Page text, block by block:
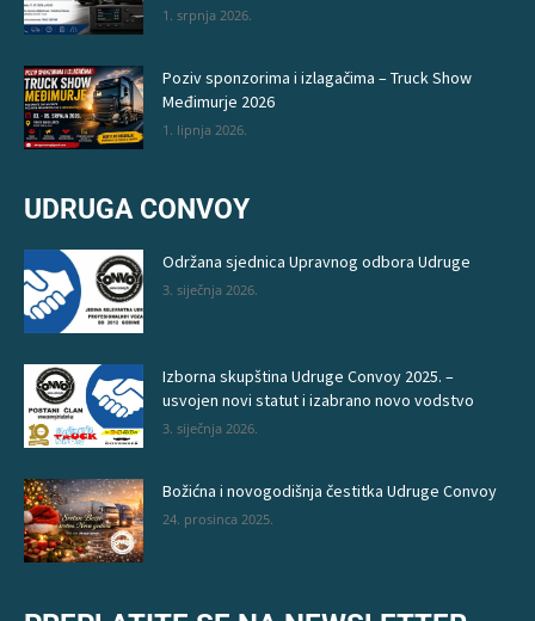
1. srpnja 2026.
Poziv sponzorima i izlagačima – Truck Show
Međimurje 2026
1. lipnja 2026.
UDRUGA CONVOY
Održana sjednica Upravnog odbora Udruge
3. siječnja 2026.
Izborna skupština Udruge Convoy 2025. –
usvojen novi statut i izabrano novo vodstvo
3. siječnja 2026.
Božićna i novogodišnja čestitka Udruge Convoy
24. prosinca 2025.